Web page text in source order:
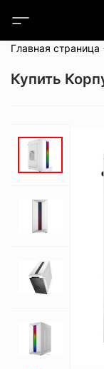
Главная страница
Купить